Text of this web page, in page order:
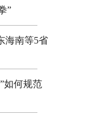
”
海南等5省
如何规范